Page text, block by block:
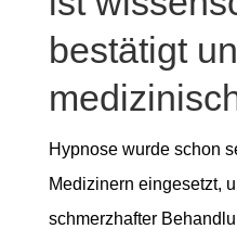
bestätigt
Hypnose wurde schon
Medizinern eingesetzt,
schmerzhafter